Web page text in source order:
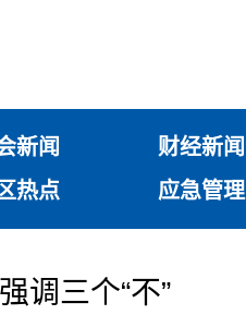
新闻 财经新闻
热点 应急管理
调三个“不”